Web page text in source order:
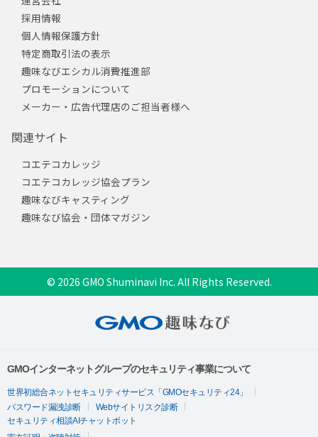
採用情報
個人情報保護方針
特定商取引法の表示
趣味なびエシカル消費推進部
プロモーションについて
メーカー・広告代理店のご担当者様へ
関連サイト
コエテコカレッジ
コエテコカレッジ協会プラン
趣味なびキャスティング
趣味なび協会・団体マガジン
© 2026 GMO Shuminavi Inc. All Rights Reserved.